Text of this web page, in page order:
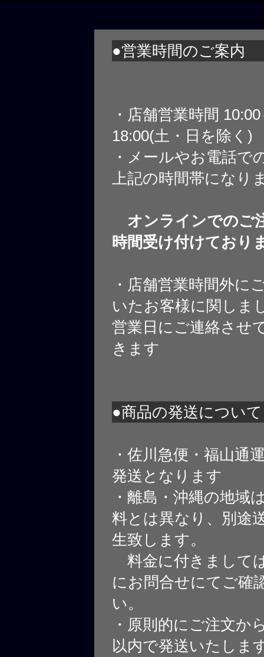
●営業時間のご案内
・店舗営業時間
18:00(土・日を除く)
・メールやお電話で
上記の時間帯になり
オンラインでのご
時間受け付けており
・店舗営業時間外に
いたお客様に関しま
営業日にご連絡させ
きます
●商品の発送について
・佐川急便・福山通
発送となります
・離島・沖縄の地域
料とは異なり、別途
生致します。
料金に付きまして
にお問合せにてご確
い。
・原則的にご注文か
以内で発送いたしま